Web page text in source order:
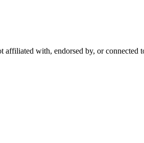
with, endorsed by, or connected